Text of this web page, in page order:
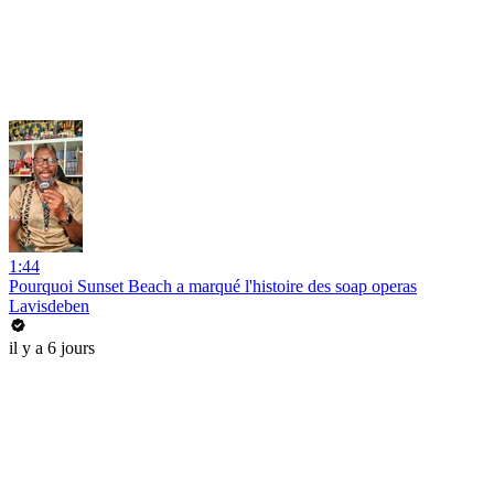
1:44
Pourquoi Sunset Beach a marqué l'histoire des soap operas
Lavisdeben
il y a 6 jours